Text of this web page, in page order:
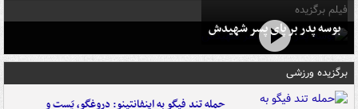
فیلم برگزیده
بوسه‌ پدر بر پای پسر شهیدش
برگزیده ورزشی
حمله تند فیگو به اینفانتینو: دروغگو، پَست‌ و